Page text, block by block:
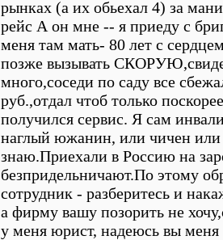
рынках (а их обьехал 4) за
рейс А он мне -- я приеду с
меня там мать- 80 лет с
позже вызывать
много,соседи по саду все
руб.,отдал чтоб только
получился сервис. Я сам
наглый южанин, или чичен или
знаю.Приехали в Россию на
безпридельничают.По этому
сотрудник - разберитесь и
а фирму вашу позорить не
у меня юрист, надеюсь вы